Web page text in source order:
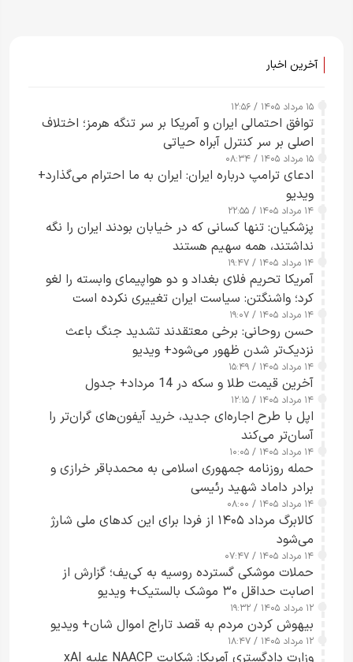
آخرین اخبار
۱۵ مرداد ۱۴۰۵ / ۱۲:۵۶
توافق احتمالی ایران و آمریکا بر سر تنگه هرمز؛ اختلاف
اصلی بر سر کنترل آبراه حیاتی
۱۵ مرداد ۱۴۰۵ / ۰۸:۳۴
ادعای ترامپ درباره ایران: ایران به ما احترام می‌گذارد+
ویدیو
۱۴ مرداد ۱۴۰۵ / ۲۲:۵۵
پزشکیان: تنها کسانی که در خیابان بودند ایران را نگه
نداشتند، همه سهیم هستند
۱۴ مرداد ۱۴۰۵ / ۱۹:۴۷
آمریکا تحریم فلای بغداد و دو هواپیمای وابسته را لغو
کرد؛ واشنگتن: سیاست ایران تغییری نکرده است
۱۴ مرداد ۱۴۰۵ / ۱۹:۰۷
حسن روحانی: برخی معتقدند تشدید جنگ باعث
نزدیک‌تر شدن ظهور می‌شود+ ویدیو
۱۴ مرداد ۱۴۰۵ / ۱۵:۴۹
آخرین قیمت طلا و سکه در 14 مرداد+ جدول
۱۴ مرداد ۱۴۰۵ / ۱۲:۱۵
اپل با طرح اجاره‌ای جدید، خرید آیفون‌های گران‌تر را
آسان‌تر می‌کند
۱۴ مرداد ۱۴۰۵ / ۱۰:۰۵
حمله روزنامه جمهوری اسلامی به محمدباقر خرازی و
برادر داماد شهید رئیسی
۱۴ مرداد ۱۴۰۵ / ۰۸:۰۰
کالابرگ مرداد ۱۴۰۵ از فردا برای این کدهای ملی شارژ
می‌شود
۱۴ مرداد ۱۴۰۵ / ۰۷:۴۷
حملات موشکی گسترده روسیه به کی‌یف؛ گزارش از
اصابت حداقل ۳۰ موشک بالستیک+ ویدیو
۱۲ مرداد ۱۴۰۵ / ۱۹:۳۲
بیهوش کردن مردم به قصد تاراج اموال شان+ ویدیو
۱۲ مرداد ۱۴۰۵ / ۱۸:۴۷
وزارت دادگستری آمریکا: شکایت NAACP علیه xAI